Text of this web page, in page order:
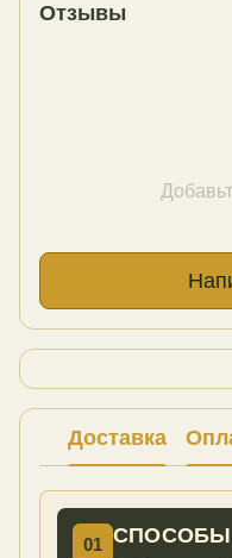
Отзывы
Доставка
01 СПОСОБЫ